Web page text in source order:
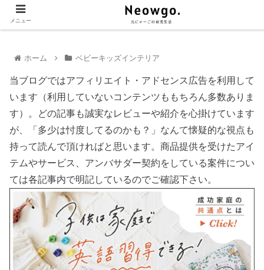
ホーム ベビーキッズインテリア
当ブログではアフィリエイト・アドセンス広告を利用して
います（利用していないコンテンツももちろん多数ありま
す）。どの記事も誠実なレビューや紹介を心掛けています
が、「多少は忖度してるのかも？」なんて懐疑的な視点も
持って読んで頂ければと思います。商品提供を受けたアイ
テムやサービス、アンバサダー契約をしている案件につい
ては各記事内で明記しているのでご確認下さい。
メニュー